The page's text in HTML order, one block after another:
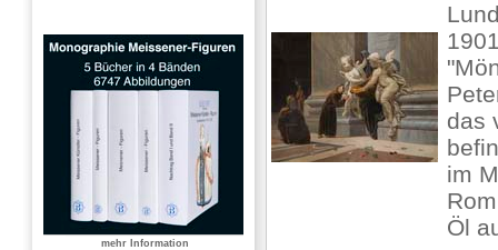
mehr Information
das
im
Öl